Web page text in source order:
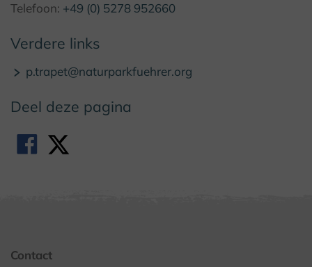
Telefoon: +49 (0) 5278 952660
Verdere links
p.trapet@naturparkfuehrer.org
Deel deze pagina
Contact